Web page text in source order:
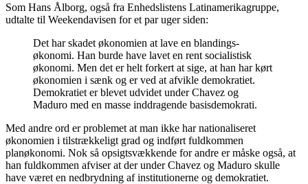
Som Hans Ålborg, også fra Enhedslistens Latinamerikagruppe,
udtalte til Weekendavisen for et par uger siden:
Det har skadet økonomien at lave en blandings-
økonomi. Han burde have lavet en rent socialistisk
økonomi. Men det er helt forkert at sige, at han har kørt
økonomien i sænk og er ved at afvikle demokratiet.
Demokratiet er blevet udvidet under Chavez og
Maduro med en masse inddragende basisdemokrati.
Med andre ord er problemet at man ikke har nationaliseret
økonomien i tilstrækkeligt grad og indført fuldkommen
planøkonomi. Nok så opsigtsvækkende for andre er måske også, at
han fuldkommen afviser at der under Chavez og Maduro skulle
have været en nedbrydning af institutionerne og demokratiet.